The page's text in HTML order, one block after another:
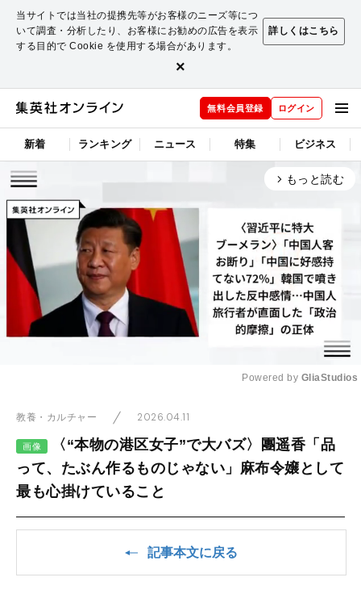
当サイトでは当社の提携先等がお客様のニーズ等につ
いて調査・分析したり、お客様にお勧めの広告を表示
する目的で Cookie を使用する場合があります。
詳しくはこちら
×
無料会員登録 ログイン
新着 ランキング ニュース 特集 ビジネス
arrow_forward_ios もっと読む
Powered by GliaStudios
教養・カルチャー 2026.04.11
画像
〈“本物の港区女子”で大バズ〉團遥香「品
って、たぶん作るものじゃない」麻布令嬢として
最も心掛けていること
記事本文に戻る